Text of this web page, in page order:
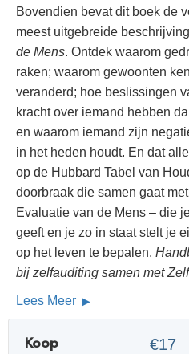
Bovendien bevat dit boek de
meest uitgebreide
de Mens. Ontdek waarom
raken; waarom gewoonten
veranderd; hoe beslissingen
kracht over iemand hebben
en waarom iemand zijn
in het heden houdt. En dat
op de Hubbard Tabel van
doorbraak die samen gaat
Evaluatie van de Mens – die
geeft en je zo in staat stelt je
op het leven te bepalen.
bij zelfauditing samen met
Lees Meer
Koop €17